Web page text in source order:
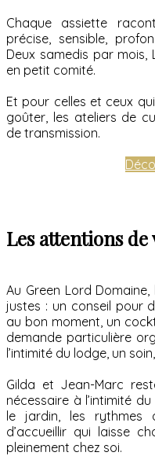
Chaque assiette
précise, sensible,
Deux samedis par mois,
en petit comité.
Et pour celles et ceux
goûter, les ateliers de
de transmission.
Les attentions de
Au Green Lord
justes : un conseil pour
au bon moment, un
demande particulière
l’intimité du lodge, un
Gilda et Jean-Marc
nécessaire à l’intimité
le jardin, les rythmes
d’accueillir qui laisse
pleinement chez soi.